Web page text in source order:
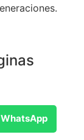
WhatsApp